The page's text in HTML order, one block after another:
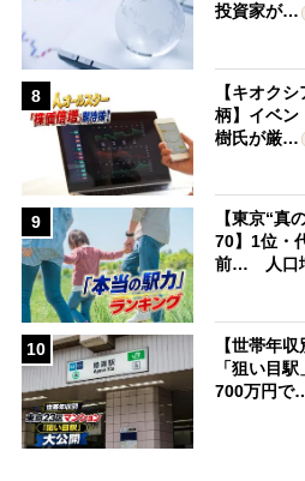
投資家が…
8
【キオク
柄】イベン
樹氏が厳…
9
【東京“真
70】1位・
前… 人口
10
【世帯年
「狙い目
700万円で